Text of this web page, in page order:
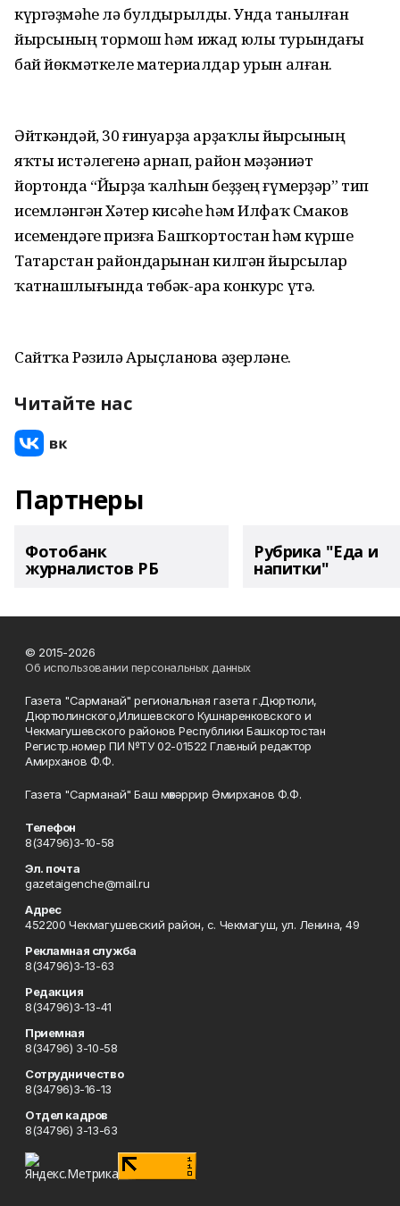
күргәҙмәһе лә булдырылды. Унда танылған
йырсының тормош һәм ижад юлы турындағы
бай йөкмәткеле материалдар урын алған.
Әйткәндәй, 30 ғинуарҙа арҙаҡлы йырсының
яҡты истәлегенә арнап, район мәҙәниәт
йортонда “Йырҙа ҡалһын беҙҙең ғүмерҙәр” тип
исемләнгән Хәтер кисәһе һәм Илфаҡ Смаков
исемендәге призға Башҡортостан һәм күрше
Татарстан райондарынан килгән йырсылар
ҡатнашлығында төбәк-ара конкурс үтә.
Сайтҡа Рәзилә Арыҫланова әҙерләне.
Читайте нас
Партнеры
Фотобанк
журналистов РБ
Рубрика "Еда и
напитки"
© 2015-2026
Об использовании персональных данных
Газета "Сарманай" региональная газета г.Дюртюли,
Дюртюлинского,Илишевского Кушнаренковского и
Чекмагушевского районов Республики Башкортостан
Регистр.номер ПИ №ТУ 02-01522 Главный редактор
Амирханов Ф.Ф.
Газета "Сарманай" Баш мөхәррир Әмирханов Ф.Ф.
Телефон
8(34796)3-10-58
Эл. почта
gazetaigenche@mail.ru
Адрес
452200 Чекмагушевский район, с. Чекмагуш, ул. Ленина, 49
Рекламная служба
8(34796)3-13-63
Редакция
8(34796)3-13-41
Приемная
8(34796) 3-10-58
Сотрудничество
8(34796)3-16-13
Отдел кадров
8(34796) 3-13-63